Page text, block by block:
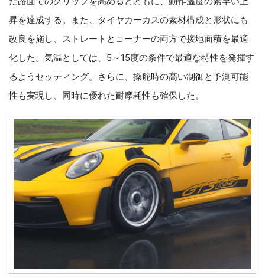
昇を達成する。また、タイヤカーカスの素材構成と形状にも
改良を施し、ストレートとコーナーの両方で接地面積を最適
化した。気温としては、5～15度の条件で最適な特性を発揮す
るようセッティング。さらに、操舵時の高い制御と予測可能
性も実現し、同時に優れた耐摩耗性も確保した。